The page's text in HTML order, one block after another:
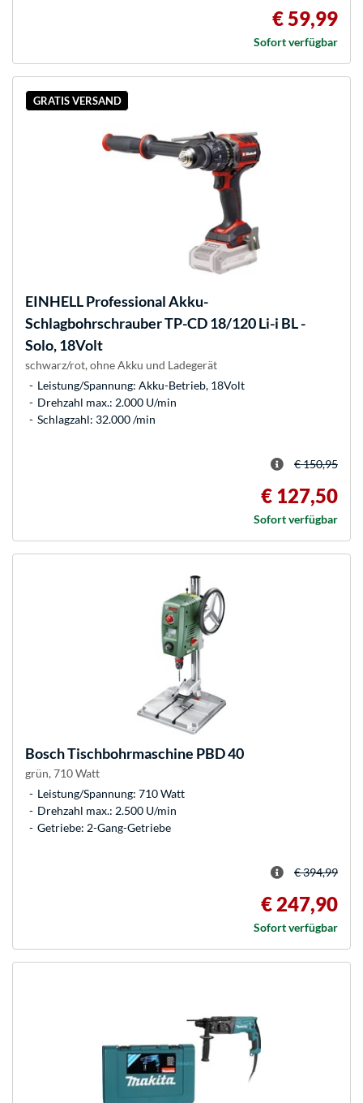
€ 59,99
Sofort verfügbar
GRATIS VERSAND
EINHELLProfessional Akku-
Schlagbohrschrauber TP-CD 18/120 Li-i BL -
Solo, 18Volt
schwarz/rot, ohne Akku und Ladegerät
Leistung/Spannung: Akku-Betrieb, 18Volt
Drehzahl max.: 2.000 U/min
Schlagzahl: 32.000 /min
€ 150,95
€ 127,50
Sofort verfügbar
BoschTischbohrmaschine PBD 40
grün, 710 Watt
Leistung/Spannung: 710 Watt
Drehzahl max.: 2.500 U/min
Getriebe: 2-Gang-Getriebe
€ 394,99
€ 247,90
Sofort verfügbar